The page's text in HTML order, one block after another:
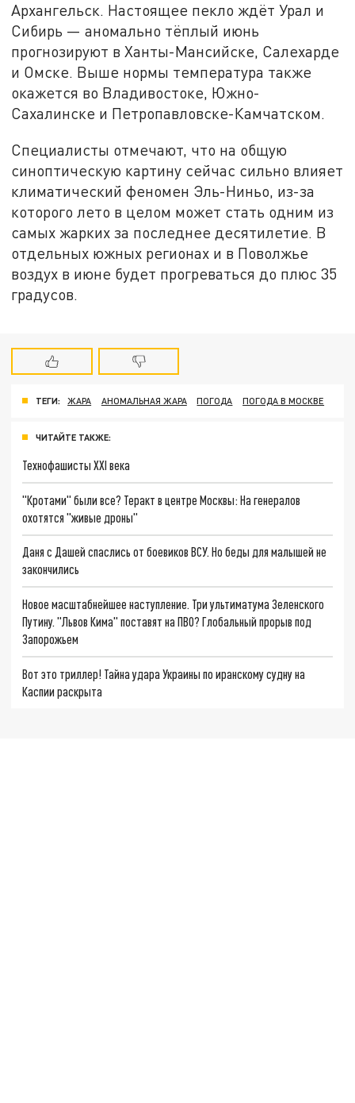
Архангельск. Настоящее пекло ждёт Урал и
Сибирь — аномально тёплый июнь
прогнозируют в Ханты-Мансийске, Салехарде
и Омске. Выше нормы температура также
окажется во Владивостоке, Южно-
Сахалинске и Петропавловске-Камчатском.
Специалисты отмечают, что на общую
синоптическую картину сейчас сильно влияет
климатический феномен Эль-Ниньо, из-за
которого лето в целом может стать одним из
самых жарких за последнее десятилетие. В
отдельных южных регионах и в Поволжье
воздух в июне будет прогреваться до плюс 35
градусов.
ТЕГИ: ЖАРА АНОМАЛЬНАЯ ЖАРА ПОГОДА ПОГОДА В МОСКВЕ
ЧИТАЙТЕ ТАКЖЕ:
Технофашисты XXI века
"Кротами" были все? Теракт в центре Москвы: На генералов
охотятся "живые дроны"
Даня с Дашей спаслись от боевиков ВСУ. Но беды для малышей не
закончились
Новое масштабнейшее наступление. Три ультиматума Зеленского
Путину. "Львов Кима" поставят на ПВО? Глобальный прорыв под
Запорожьем
Вот это триллер! Тайна удара Украины по иранскому судну на
Каспии раскрыта